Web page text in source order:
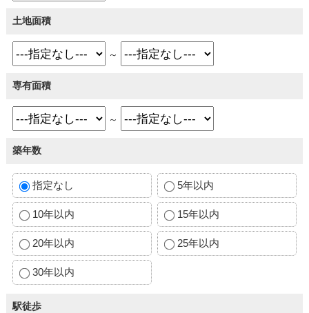
土地面積
～
専有面積
～
築年数
指定なし 5年以内
10年以内 15年以内
20年以内 25年以内
30年以内
駅徒歩